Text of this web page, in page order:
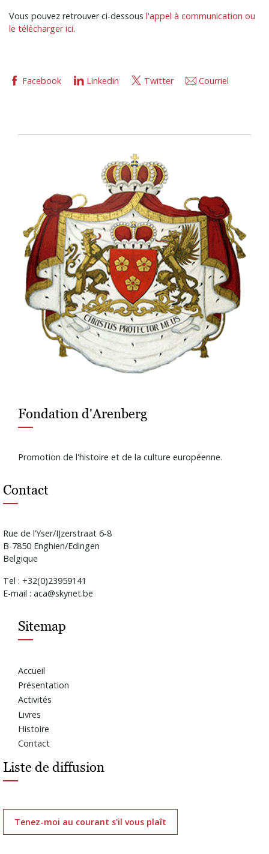
Vous pouvez retrouver ci-dessous l'appel à communication ou
le télécharger ici.
Facebook Linkedin Twitter Courriel
Fondation d'Arenberg
Promotion de l'histoire et de la culture européenne.
Contact
Rue de l’Yser/IJzerstraat 6-8
B-7850 Enghien/Edingen
Belgique
Tel : +32(0)23959141
E-mail : aca@skynet.be
Sitemap
Accueil
Présentation
Activités
Livres
Histoire
Contact
Liste de diffusion
Tenez-moi au courant s'il vous plaît